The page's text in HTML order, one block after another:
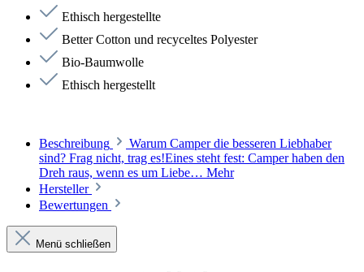
Ethisch hergestellte
Better Cotton und recyceltes Polyester
Bio-Baumwolle
Ethisch hergestellt
Beschreibung
Warum Camper die besseren Liebhaber
sind? Frag nicht, trag es!Eines steht fest: Camper haben den
Dreh raus, wenn es um Liebe… Mehr
Hersteller
Bewertungen
Menü schließen